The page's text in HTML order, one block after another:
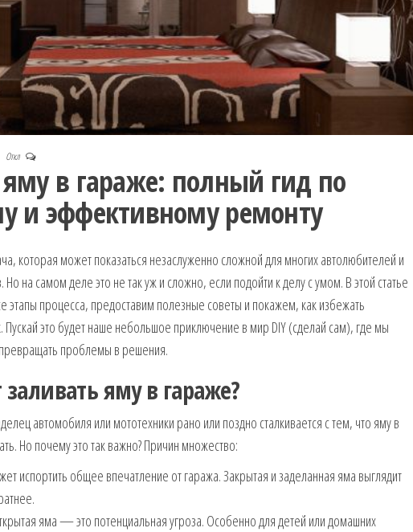
Откл
яму в гараже: полный гид по
и эффективному ремонту
которая может показаться незаслуженно сложной для многих автолюбителей и
на самом деле это не так уж и сложно, если подойти к делу с умом. В этой статье
процесса, предоставим полезные советы и покажем, как избежать
это будет наше небольшое приключение в мир DIY (сделай сам), где мы
проблемы в решения.
яму в гараже?
автомобиля или мототехники рано или поздно сталкивается с тем, что яму в
Но почему это так важно? Причин множество:
испортить общее впечатление от гаража. Закрытая и заделанная яма выглядит
яма — это потенциальная угроза. Особенно для детей или домашних